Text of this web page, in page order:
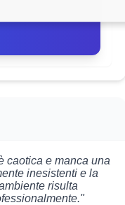
caotica e manca una
inesistenti e la
risulta